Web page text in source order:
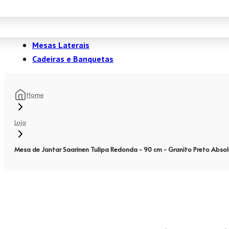
Mesas Laterais
Cadeiras e Banquetas
Home
Loja
Mesa de Jantar Saarinen Tulipa Redonda - 90 cm - Granito Preto